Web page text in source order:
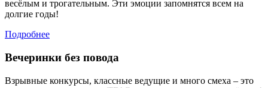
весёлым и трогательным. Эти эмоции запомнятся всем на
долгие годы!
Подробнее
Вечеринки без повода
Взрывные конкурсы, классные ведущие и много смеха – это